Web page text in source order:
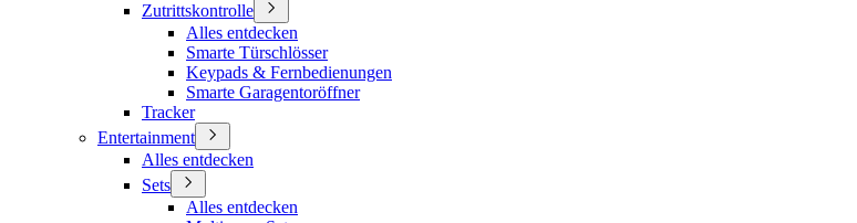
Zutrittskontrolle
Alles entdecken
Smarte Türschlösser
Keypads & Fernbedienungen
Smarte Garagentoröffner
Tracker
Entertainment
Alles entdecken
Sets
Alles entdecken